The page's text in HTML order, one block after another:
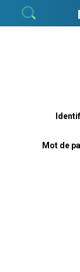
contenu.
Aller
personnels
Mot de